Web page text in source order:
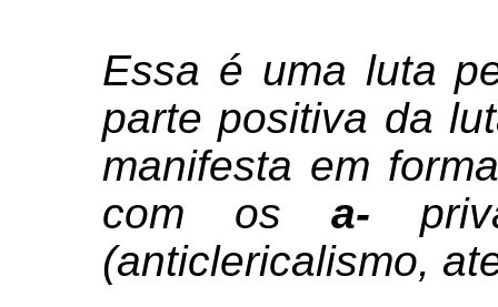
Essa é uma luta
parte positiva da
manifesta em
com os a-
(anticlericalismo,